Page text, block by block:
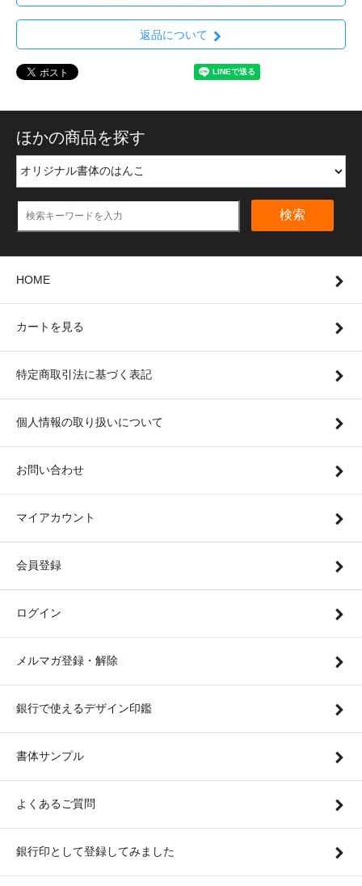
返品について
ほかの商品を探す
検索
HOME
カートを見る
特定商取引法に基づく表記
個人情報の取り扱いについて
お問い合わせ
マイアカウント
会員登録
ログイン
メルマガ登録・解除
銀行で使えるデザイン印鑑
書体サンプル
よくあるご質問
銀行印として登録してみました